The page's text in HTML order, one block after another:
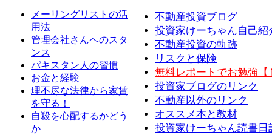
メーリングリストの活
用法
管理会社さんへのスタ
ンス
パキスタン人の習慣
お金と経験
理不尽な法律から家賃
を守る！
自殺を心配するかどう
か
不動産投資ブログ
投資家けーちゃん自己紹
不動産投資の軌跡
リスクと保険
無料レポートでお勉強【
投資家ブログのリンク
不動産以外のリンク
オススメ本と教材
投資家けーちゃん読書日